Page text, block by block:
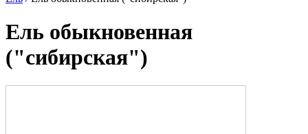
Ель обыкновенная
("сибирская")